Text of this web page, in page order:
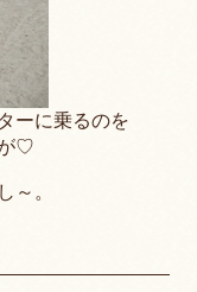
ーに乗るのを
♡
～。